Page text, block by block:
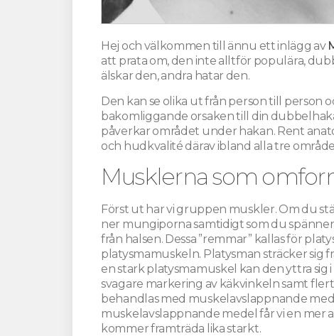
Hej och välkommen till ännu ett inlägg av
att prata om, den inte alltför populära,
älskar den, andra hatar den.
Den kan se olika ut från person till
bakomliggande orsaken till din
påverkar området under hakan. Rent
och hudkvalité därav ibland alla tre
Musklerna som
Först ut har vi gruppen muskler. Om du
ner mungiporna samtidigt som du
från halsen. Dessa ”remmar” kallas för
platysmamuskeln. Platysman sträcker
en stark platysmamuskel kan den yttra sig
svagare markering av käkvinkeln samt
behandlas med muskelavslappnande
muskelavslappnande medel får vi en mer
kommer framträda lika starkt.